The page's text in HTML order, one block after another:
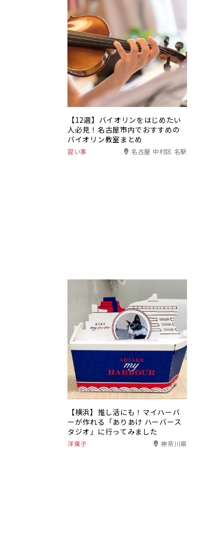
【12選】バイオリンをはじめたい
人必見！名古屋市内でおすすめの
バイオリン教室まとめ
習い事 名古屋 中村区 名駅
【横浜】推し活にも！マイハーバ
ーが作れる「ありあけ ハーバース
タジオ」に行ってみました
洋菓子 神奈川県